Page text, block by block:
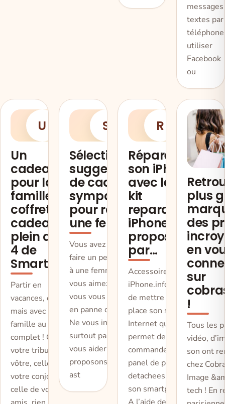
messages
textes par
utiliser
Facebook
ou
U
Un
cadeau
pour la
famille : le
coffret
cadeau
plein air à
4 de
Smartbox!
Partir en
vacances, oui
mais avec la
famille au grand
complet ! Que
votre tribu soit la
vôtre, celle de
votre conjoint ou
celle de vos
S
Sélection de
suggestions
de cadeaux
sympas
pour ravir
une femme
Vous avez envie de
faire un petit cadeau
à une femme que
vous aimez bien, or
vous vous trouvez
en panne d’idées ?
Ne vous inquiétez
surtout pas ! Pour
vous aider, nous
proposons ici des
ast
R
Réparer
son iPhone
avec les
kit
reparation
iPhone
proposés
par…
Accessoires-
iPhone.info vient
de mettre en
place son site
Internet qui
permet de passer
commande un
panel de pieces
detachees pour
son smartphone.
plus
des
en
sur
!
Tous les
vidéo,
son ont
chez
Image
tech ! En